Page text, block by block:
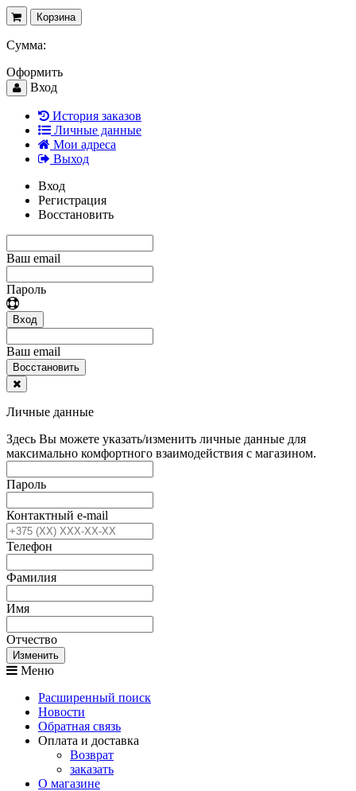
Корзина
Сумма:
Оформить
Вход
История заказов
Личные данные
Мои адреса
Выход
Вход
Регистрация
Восстановить
Ваш email
Пароль
Вход
Ваш email
Воcстановить
Личные данные
Здесь Вы можете указать/изменить личные данные для
максимально комфортного взаимодействия с магазином.
Пароль
Контактный e-mail
Телефон
Фамилия
Имя
Отчество
Изменить
Меню
Расширенный поиск
Новости
Обратная связь
Оплата и доставка
Возврат
заказать
О магазине